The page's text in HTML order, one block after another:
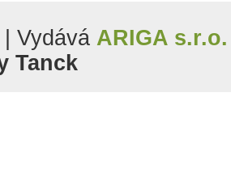
| Vydává ARIGA s.r.o.
Tanck